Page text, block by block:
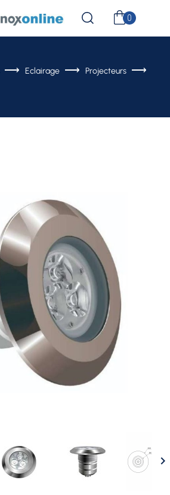
Eclairage
Projecteurs
